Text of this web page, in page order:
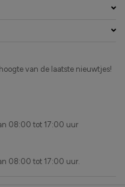
van de laatste nieuwtjes!
08:00 tot 17:00 uur
08:00 tot 17:00 uur.